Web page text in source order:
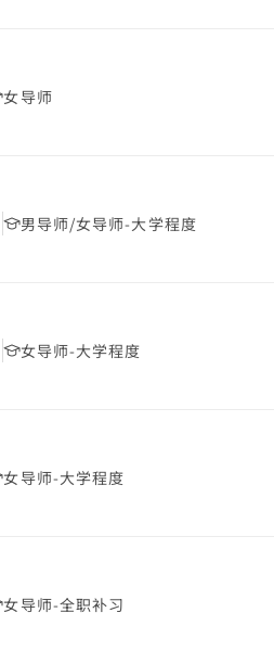
女导师
男导师/女导师-大学程度
女导师-大学程度
女导师-大学程度
女导师-全职补习